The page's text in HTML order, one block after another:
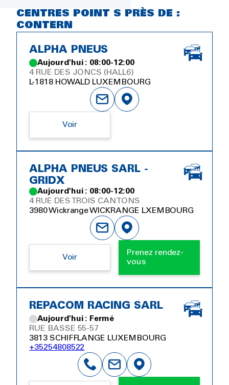
CENTRES POINT S PRÈS DE :
CONTERN
ALPHA PNEUS
Aujourd'hui : 08:00-12:00
4 RUE DES JONCS (HALL6)
L-1818 HOWALD LUXEMBOURG
Voir
ALPHA PNEUS SARL -
GRIDX
Aujourd'hui : 08:00-12:00
4 RUE DES TROIS CANTONS
3980 Wickrange WICKRANGE LXEMBOURG
Voir
Prenez rendez-
vous
REPACOM RACING SARL
Aujourd'hui : Fermé
RUE BASSE 55-57
3813 SCHIFFLANGE LUXEMBOURG
+35254808522